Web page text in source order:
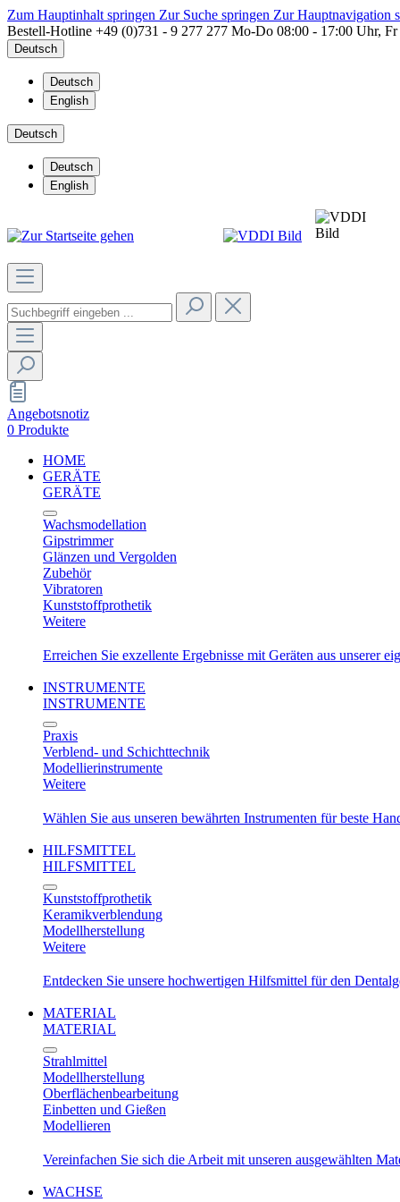
Zum Hauptinhalt springen Zur Suche springen Zur Hauptnavigation
Bestell-Hotline +49 (0)731 - 9 277 277 Mo-Do 08:00 - 17:00 Uhr,
Deutsch
Deutsch
English
Deutsch
Deutsch
English
Angebotsnotiz
0 Produkte
HOME
GERÄTE
GERÄTE
Wachsmodellation
Gipstrimmer
Glänzen und Vergolden
Zubehör
Vibratoren
Kunststoffprothetik
Weitere
Erreichen Sie exzellente Ergebnisse mit Geräten aus unserer
INSTRUMENTE
INSTRUMENTE
Praxis
Verblend- und Schichttechnik
Modellierinstrumente
Weitere
Wählen Sie aus unseren bewährten Instrumenten für beste
HILFSMITTEL
HILFSMITTEL
Kunststoffprothetik
Keramikverblendung
Modellherstellung
Weitere
Entdecken Sie unsere hochwertigen Hilfsmittel für den
MATERIAL
MATERIAL
Strahlmittel
Modellherstellung
Oberflächenbearbeitung
Einbetten und Gießen
Modellieren
Vereinfachen Sie sich die Arbeit mit unseren ausgewählten
WACHSE